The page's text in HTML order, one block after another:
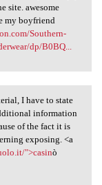
site. awesome
my boyfriend
Southern-
dp/B0BQ...
I have to state
information
of the fact it is
exposing. <a
">casinò